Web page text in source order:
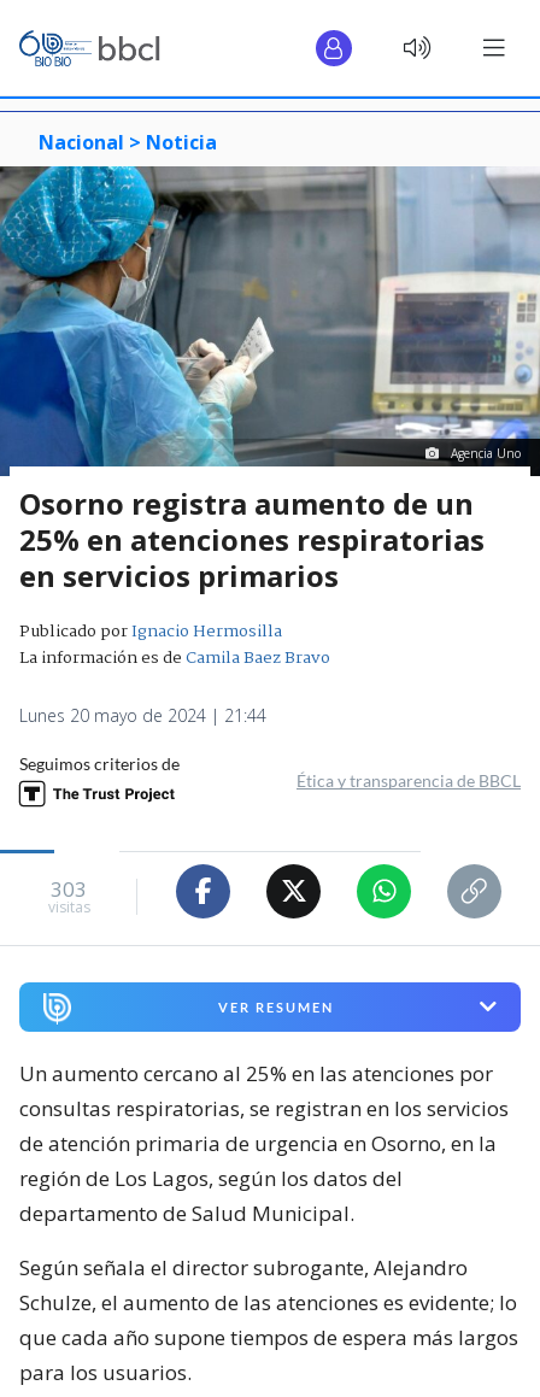
Nacional > Noticia
Agencia Uno
Osorno registra aumento de un
25% en atenciones respiratorias
en servicios primarios
Publicado porIgnacio Hermosilla
La información es deCamila Baez Bravo
Lunes 20 mayo de 2024 | 21:44
Seguimos criterios de
Ética y transparencia de BBCL
303
visitas
VER RESUMEN
Un aumento cercano al 25% en las atenciones por
consultas respiratorias, se registran en los servicios
de atención primaria de urgencia en Osorno, en la
región de Los Lagos, según los datos del
departamento de Salud Municipal.
Según señala el director subrogante, Alejandro
Schulze, el aumento de las atenciones es evidente; lo
que cada año supone tiempos de espera más largos
para los usuarios.